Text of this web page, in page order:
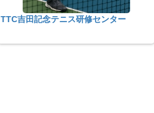
TTC吉田記念テニス研修センター